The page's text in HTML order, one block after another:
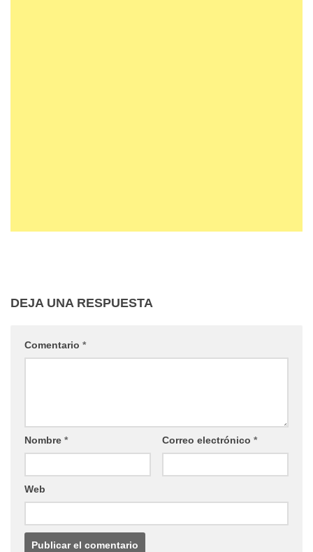
DEJA UNA RESPUESTA
Comentario *
Nombre * Correo electrónico *
Web